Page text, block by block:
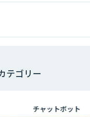
テゴリー
チャットボット